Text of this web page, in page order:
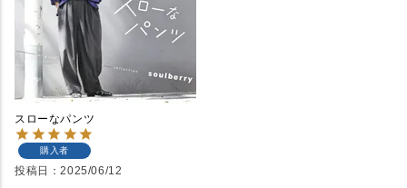
スローなパンツ
購入者
投稿日 2025/06/12